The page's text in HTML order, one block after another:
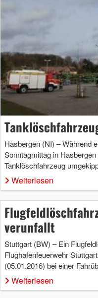
Hasbergen (NI) – Während
Sonntagmittag in
Tanklöschfahrzeug
Weiterlesen
verunfallt
Stuttgart (BW) – Ein
Flughafenfeuerwehr
(05.01.2016) bei einer
Weiterlesen